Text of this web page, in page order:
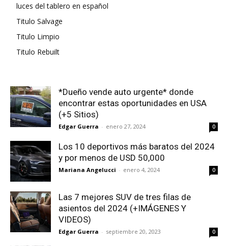
luces del tablero en español
Titulo Salvage
Titulo Limpio
Titulo Rebuilt
*Dueño vende auto urgente* donde
encontrar estas oportunidades en USA
(+5 Sitios)
Edgar Guerra - enero 27, 2024 0
Los 10 deportivos más baratos del 2024
y por menos de USD 50,000
Mariana Angelucci - enero 4, 2024 0
Las 7 mejores SUV de tres filas de
asientos del 2024 (+IMÁGENES Y
VIDEOS)
Edgar Guerra - septiembre 20, 2023 0